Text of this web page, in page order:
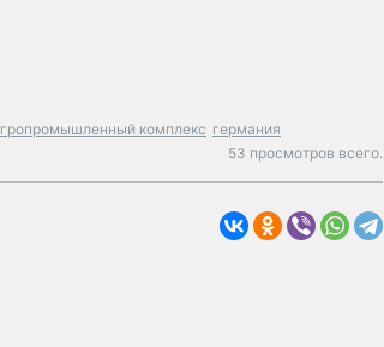
комплекс германия
53 просмотров всего.